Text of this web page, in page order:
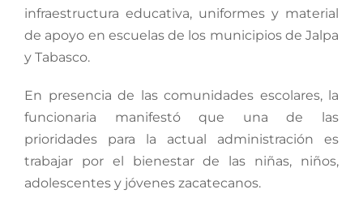
infraestructura educativa, uniformes y material
de apoyo en escuelas de los municipios de Jalpa
y Tabasco.
En presencia de las comunidades escolares, la
funcionaria manifestó que una de las
prioridades para la actual administración es
trabajar por el bienestar de las niñas, niños,
adolescentes y jóvenes zacatecanos.